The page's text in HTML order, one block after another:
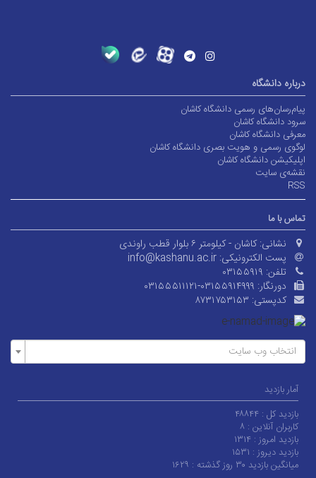
درباره دانشگاه
پیام‌رسان‌های رسمی دانشگاه کاشان
سرود دانشگاه کاشان
معرفی دانشگاه کاشان
لوگوی رسمی و هویت بصری دانشگاه کاشان
اپلیکیشن دانشگاه کاشان
نقشه‌ی سایت
RSS
تماس با ما
نشانی: کاشان - کیلومتر ۶ بلوار قطب راوندی
پست الکترونیکی: info@kashanu.ac.ir
تلفن: ۰۳۱۵۵۹۱۹
دورنگار: ۰۳۱۵۵۵۱۱۱۲۱-۰۳۱۵۵۹۱۴۹۹۹
کدپستی: ۸۷۳۱۷۵۳۱۵۳
انتخاب وب سایت
آمار بازدید
بازدید کل : ۴۸۸۴۴
کاربران آنلاین : ۸
بازدید امروز : ۱۳۱۴
بازدید دیروز : ۱۵۳۱
میانگین بازدید ۳۰ روز گذشته :
۱۶۲۹